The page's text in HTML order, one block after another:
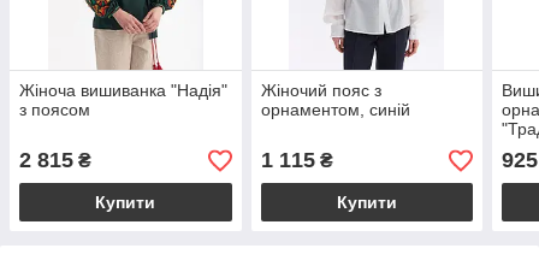
Жіноча вишиванка "Надія"
з поясом
2 815 ₴
Купити
Жіночий пояс з
орнаментом, синій
1 115₴
Купити
925